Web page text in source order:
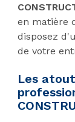
en matière
disposez
de votre
Les